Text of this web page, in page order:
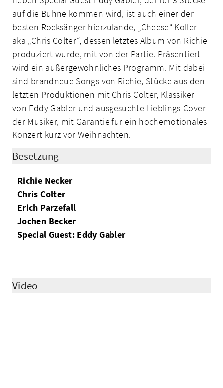
auf die Bühne kommen wird, ist auch einer der
besten Rocksänger hierzulande, „Cheese“ Koller
aka „Chris Colter“, dessen letztes Album von Richie
produziert wurde, mit von der Partie. Präsentiert
wird ein außergewöhnliches Programm. Mit dabei
sind brandneue Songs von Richie, Stücke aus den
letzten Produktionen mit Chris Colter, Klassiker
von Eddy Gabler und ausgesuchte Lieblings-Cover
der Musiker, mit Garantie für ein hochemotionales
Konzert kurz vor Weihnachten.
Besetzung
Richie Necker
Chris Colter
Erich Parzefall
Jochen Becker
Special Guest: Eddy Gabler
Video